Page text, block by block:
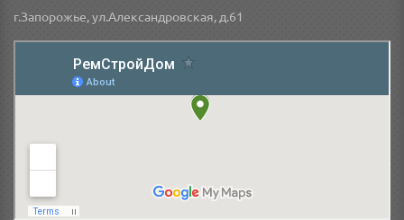
г.Запорожье, ул.Александровская, д.61